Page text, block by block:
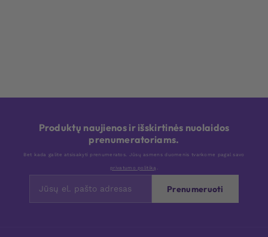
Produktų naujienos ir išskirtinės nuolaidos
prenumeratoriams.
Bet kada galite atsisakyti prenumeratos. Jūsų asmens duomenis tvarkome pagal savo
privatumo politiką .
Prenumeruoti